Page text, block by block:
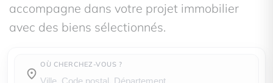
accompagne dans votre projet immobilier
avec des biens sélectionnés.
OÙ CHERCHEZ-VOUS ?
Où cherchez-vous ?